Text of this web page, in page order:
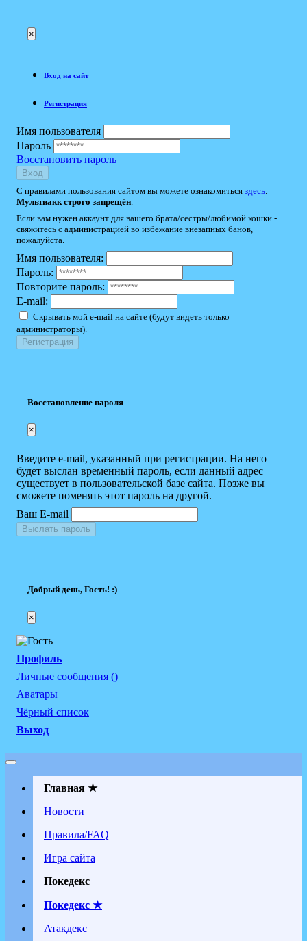
×
Вход на сайт
Регистрация
Имя пользователя
Пароль
Восстановить пароль
Вход
С правилами пользования сайтом вы можете ознакомиться здесь
Мультиакк строго запрещён
Если вам нужен аккаунт для вашего брата/сестры/любимой кошки -
свяжитесь с администрацией во избежание внезапных банов,
пожалуйста.
Имя пользователя:
Пароль:
Повторите пароль:
E-mail:
Скрывать мой e-mail на сайте (будут видеть только
администраторы).
Восстановление пароля
×
Введите e-mail, указанный при регистрации. На него
будет выслан временный пароль, если данный адрес
существует в пользовательской базе сайта. Позже вы
сможете поменять этот пароль на другой.
Ваш E-mail
Выслать пароль
Добрый день, Гость! :)
×
Профиль
Личные сообщения ()
Аватары
Чёрный список
Выход
Главная ★
Новости
Правила/FAQ
Игра сайта
Покедекс
Покедекс ★
Атакдекс